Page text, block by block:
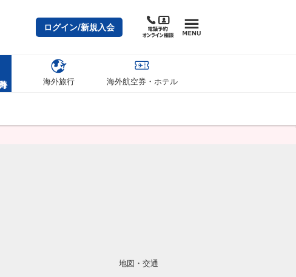
ログイン/新規入会
海外旅行 海外航空券・ホテル
地図・交通